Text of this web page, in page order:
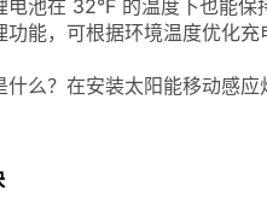
电池在 32°F 的温度下也能
能，可根据环境温度优化
么？在安装太阳能移动感